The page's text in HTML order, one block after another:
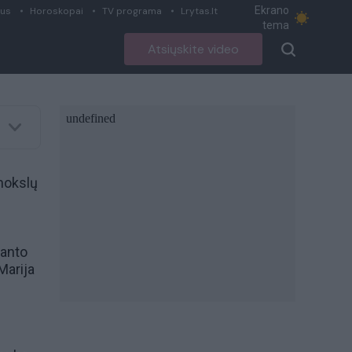
Horoskopai TV programa Lrytas.lt
Ekrano
tema
Atsiųskite video